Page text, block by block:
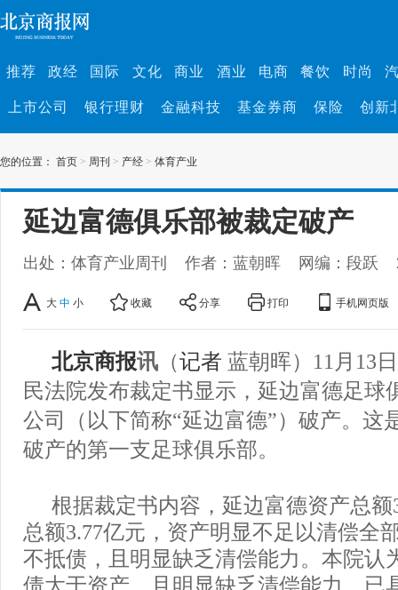
推荐 政经 国际 文化 商业 酒业 电商 餐饮 时尚
上市公司 银行理财 金融科技 基金券商 保险 创新
您的位置： 首页 > 周刊 > 产经 > 体育产业
延边富德俱乐部被裁定破产
出处：体育产业周刊 作者：蓝朝晖 网编：段跃
大 中 小 收藏 分享 打印 手机网页版
北京商报讯 （记者 蓝朝晖）11月13
民法院发布裁定书显示，延边富德足球
公司（以下简称“延边富德”）破产。这
破产的第一支足球俱乐部。
根据裁定书内容，延边富德资产总额
总额3.77亿元，资产明显不足以清偿全
不抵债，且明显缺乏清偿能力。本院认
债大于资产，且明显缺乏清偿能力，已